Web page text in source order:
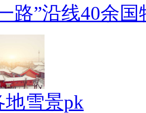
路”沿线40余
地雪景pk